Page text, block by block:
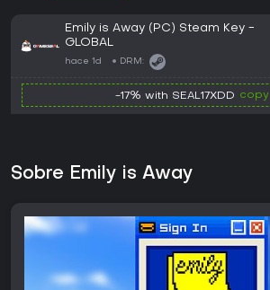
Emily is Away (PC) Steam Key -
GLOBAL
hace 1d DRM:
-17% with SEAL17XDD copy
Sobre Emily is Away